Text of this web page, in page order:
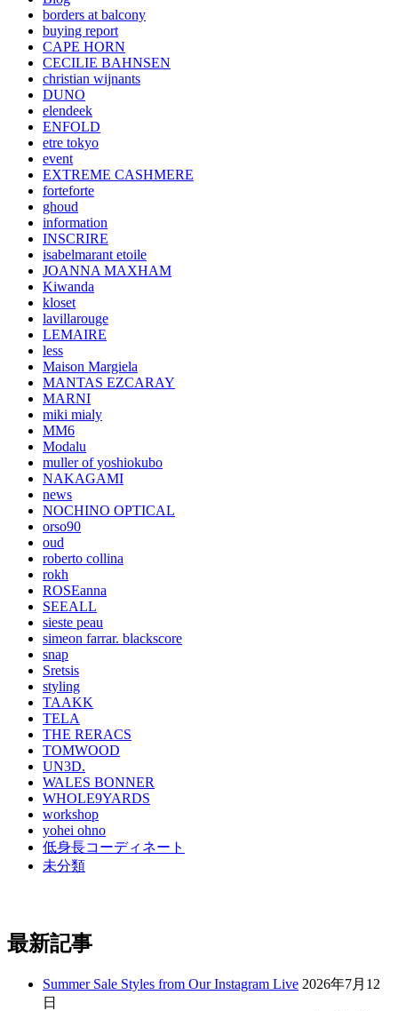
borders at balcony
buying report
CAPE HORN
CECILIE BAHNSEN
christian wijnants
DUNO
elendeek
ENFOLD
etre tokyo
event
EXTREME CASHMERE
forteforte
ghoud
information
INSCRIRE
isabelmarant etoile
JOANNA MAXHAM
Kiwanda
kloset
lavillarouge
LEMAIRE
less
Maison Margiela
MANTAS EZCARAY
MARNI
miki mialy
MM6
Modalu
muller of yoshiokubo
NAKAGAMI
news
NOCHINO OPTICAL
orso90
oud
roberto collina
rokh
ROSEanna
SEEALL
sieste peau
simeon farrar. blackscore
snap
Sretsis
styling
TAAKK
TELA
THE RERACS
TOMWOOD
UN3D.
WALES BONNER
WHOLE9YARDS
workshop
yohei ohno
低身長コーディネート
未分類
最新記事
Summer Sale Styles from Our Instagram Live 2026年7月12
日